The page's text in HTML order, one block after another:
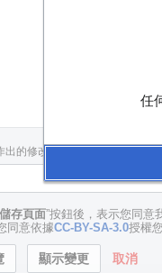
出的修改
儲存頁面”按鈕後，表示您同意
同意依據CC-BY-SA-3.0授權
取消
任